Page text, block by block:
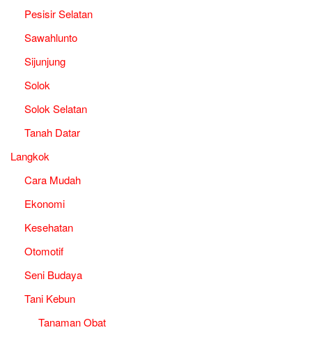
Pesisir Selatan
Sawahlunto
Sijunjung
Solok
Solok Selatan
Tanah Datar
Langkok
Cara Mudah
Ekonomi
Kesehatan
Otomotif
Seni Budaya
Tani Kebun
Tanaman Obat